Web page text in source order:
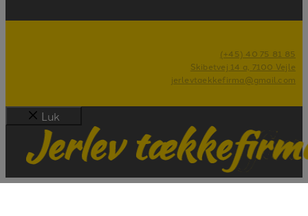
(+45) 40 75 81 85
Skibetvej 14 a, 7100 Vejle
jerlevtaekkefirma@gmail.com
Luk